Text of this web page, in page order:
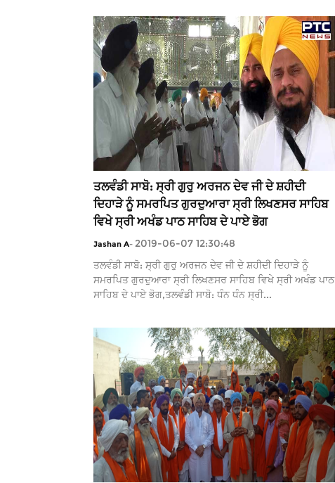
ਤਲਵੰਡੀ ਸਾਬੋ: ਸ੍ਰੀ ਗੁਰੁ ਅਰਜਨ ਦੇਵ ਜੀ ਦੇ ਸ਼ਹੀਦੀ
ਦਿਹਾੜੇ ਨੂੰ ਸਮਰਪਿਤ ਗੁਰਦੁਆਰਾ ਸ੍ਰੀ ਲਿਖਣਸਰ ਸਾਹਿਬ
ਵਿਖੇ ਸ੍ਰੀ ਅਖੰਡ ਪਾਠ ਸਾਹਿਬ ਦੇ ਪਾਏ ਭੋਗ
Jashan A- 2019-06-07 12:30:48
ਤਲਵੰਡੀ ਸਾਬੋ: ਸ੍ਰੀ ਗੁਰੁ ਅਰਜਨ ਦੇਵ ਜੀ ਦੇ ਸ਼ਹੀਦੀ ਦਿਹਾੜੇ ਨੂੰ
ਸਮਰਪਿਤ ਗੁਰਦੁਆਰਾ ਸ੍ਰੀ ਲਿਖਣਸਰ ਸਾਹਿਬ ਵਿਖੇ ਸ੍ਰੀ ਅਖੰਡ ਪਾਠ
ਸਾਹਿਬ ਦੇ ਪਾਏ ਭੋਗ,ਤਲਵੰਡੀ ਸਾਬੋ: ਧੰਨ ਧੰਨ ਸ੍ਰੀ...